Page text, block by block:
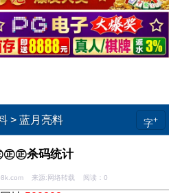
> 蓝月亮料 字+
㊣㊣杀码统计
来源:网络转载 阅读： 0